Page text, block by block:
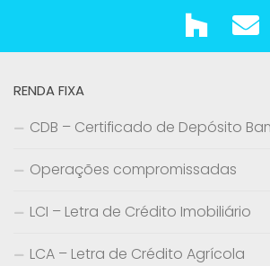
RENDA FIXA
CDB – Certificado de Depósito
Operações compromissadas
LCI – Letra de Crédito Imobiliário
LCA – Letra de Crédito Agrícola